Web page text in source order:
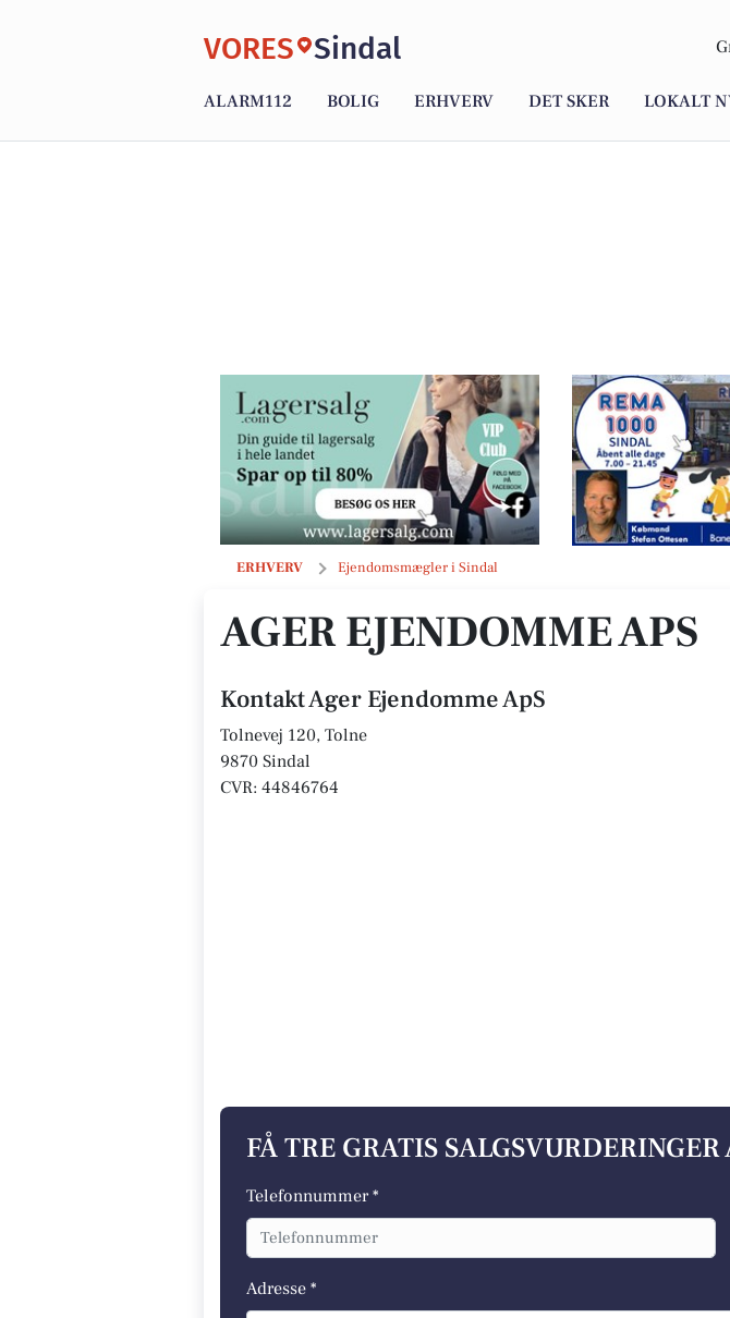
VORES Sindal
ALARM112 BOLIG ERHVERV DET SKER LOKALT
ERHVERV Ejendomsmægler i Sindal
Ager Ejendomme ApS
AGER EJENDOMME APS
Kontakt Ager Ejendomme ApS
Tolnevej 120, Tolne
9870 Sindal
CVR: 44846764
FÅ TRE GRATIS
Telefonnummer *
Adresse *